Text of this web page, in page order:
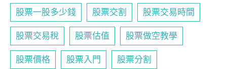
股票一股多少錢 股票交割 股票交易時間
股票交易稅 股票估值 股票做空教學
股票價格 股票入門 股票分割